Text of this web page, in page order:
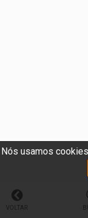
Nós usamos
VOLTAR